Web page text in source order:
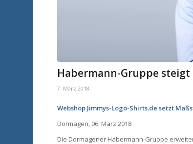
Habermann-Gruppe
7. März 2018
Webshop Jimmys-Logo-Shirts.de setzt
Dormagen, 06. März 2018
Die Dormagener Habermann-Gruppe